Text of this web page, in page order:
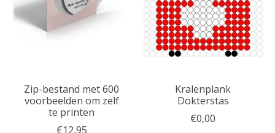
Zip-bestand met 600
voorbeelden om zelf
te printen
€12,95
Kralenplank
Dokterstas
€0,00